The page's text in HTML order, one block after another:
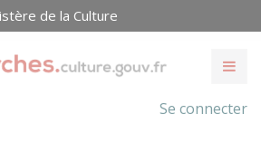
de la Culture
Se connecter